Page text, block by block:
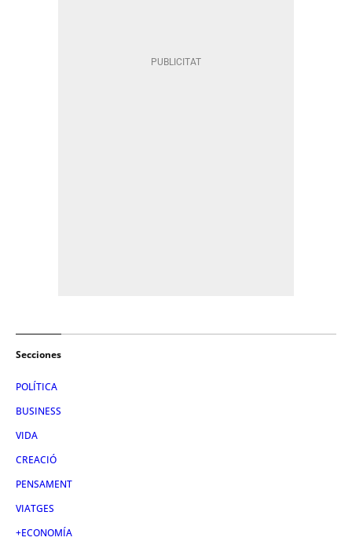
Secciones
POLÍTICA
BUSINESS
VIDA
CREACIÓ
PENSAMENT
VIATGES
+ECONOMÍA